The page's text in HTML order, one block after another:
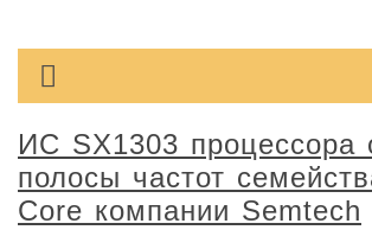
ИС SX1303 процессора
полосы частот
Core компании Semtech